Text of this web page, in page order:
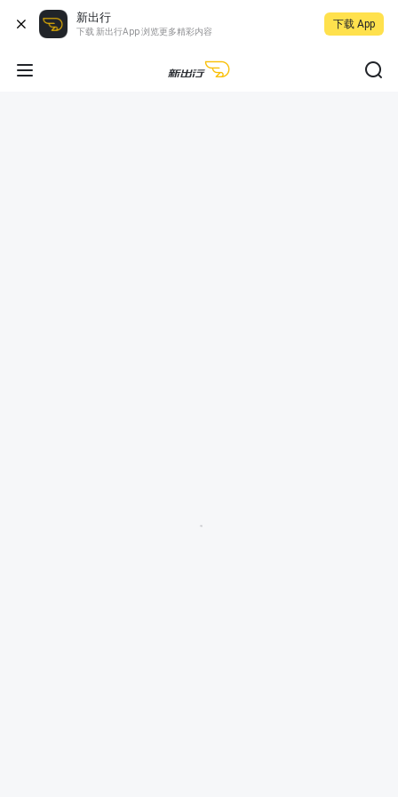
新出行
下载 新出行App 浏览更多精彩内容
下载 App